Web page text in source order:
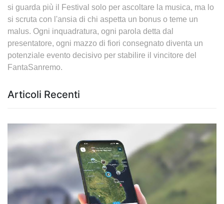
si guarda più il Festival solo per ascoltare la musica, ma lo
si scruta con l'ansia di chi aspetta un bonus o teme un
malus. Ogni inquadratura, ogni parola detta dal
presentatore, ogni mazzo di fiori consegnato diventa un
potenziale evento decisivo per stabilire il vincitore del
FantaSanremo.
Articoli Recenti